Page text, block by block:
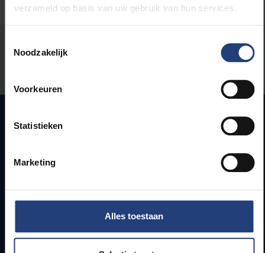
verzameld op basis van uw gebruik van hun services.
Noodzakelijk
Voorkeuren
Statistieken
Marketing
Alles toestaan
Lesroosters
Bereikbaarheid